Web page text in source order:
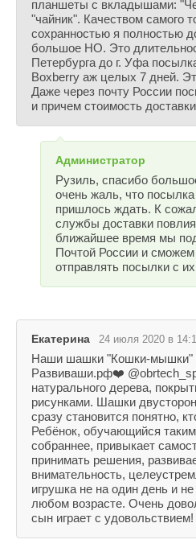
планшеты с вкладышами:
"чайник". Качеством самого
сохранностью я полностью
большое НО. Это
Петербурга до г. Уфа
Boxberry аж целых 7 дней.
Даже через почту России
и причем стоимость
Администратор
Рузиль, спасибо
очень жаль, что
пришлось ждать. К
службы доставки
ближайшее время мы
Почтой России и
отправлять посылки с
Екатерина 24 июля 2020 в
Наши шашки "Кошки-мышки"
Развиваши.рф❤️
натурального дерева,
рисунками. Шашки
сразу становится понятно,
Ребёнок, обучающийся
собраннее, привыкает
принимать решения,
внимательность,
игрушка не на один день и
любом возрасте. Очень
сын играет с удовольствием!